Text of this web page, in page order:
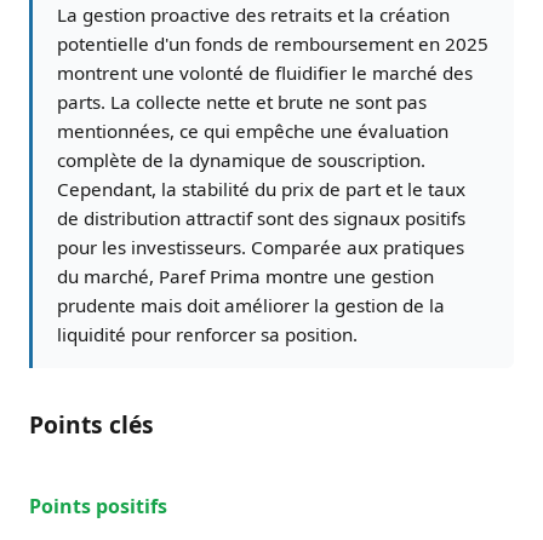
La gestion proactive des retraits et la création
potentielle d'un fonds de remboursement en 2025
montrent une volonté de fluidifier le marché des
parts. La collecte nette et brute ne sont pas
mentionnées, ce qui empêche une évaluation
complète de la dynamique de souscription.
Cependant, la stabilité du prix de part et le taux
de distribution attractif sont des signaux positifs
pour les investisseurs. Comparée aux pratiques
du marché, Paref Prima montre une gestion
prudente mais doit améliorer la gestion de la
liquidité pour renforcer sa position.
Points clés
Points positifs